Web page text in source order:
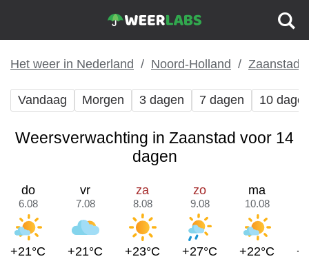
Het weer in Nederland Noord-Holland Zaanstad
Vandaag Morgen 3 dagen 7 dagen 10
Weersverwachting in Zaanstad voor 14
dagen
do
6.08
+21°C
vr
7.08
+21°C
za
8.08
+23°C
zo
9.08
+27°C
ma
10.08
+22°C